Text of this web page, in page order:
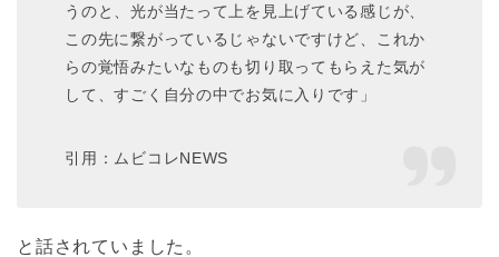
うのと、光が当たって上を見上げている感じが、
この先に繋がっているじゃないですけど、これか
らの覚悟みたいなものも切り取ってもらえた気が
して、すごく自分の中でお気に入りです」
引用：ムビコレNEWS
と話されていました。